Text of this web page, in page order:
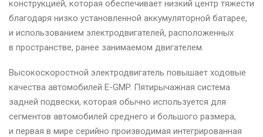
конструкцией, которая обеспечивает низкий центр тяжести
благодаря низко установленной аккумуляторной батарее,
и использованием электродвигателей, расположенных
в пространстве, ранее занимаемом двигателем.
Высокоскоростной электродвигатель повышает ходовые
качества автомобилей E-GMP. Пятирычажная система
задней подвески, которая обычно используется для
сегментов автомобилей среднего и большого размера,
и первая в мире серийно производимая интегрированная